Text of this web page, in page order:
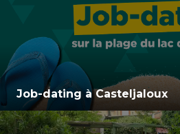
Job-dating à Casteljaloux